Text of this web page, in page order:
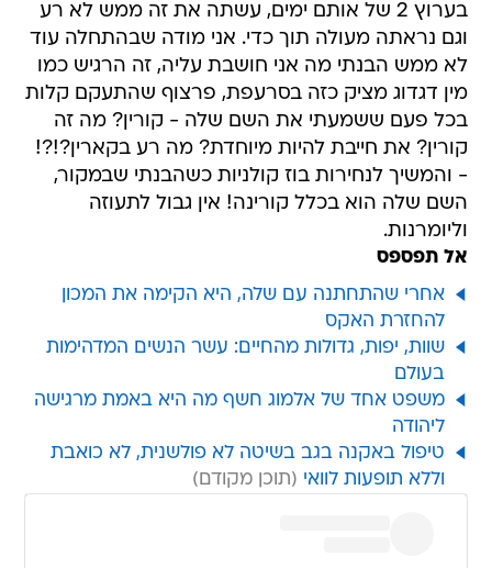
בערוץ 2 של אותם ימים, עשתה את זה ממש לא רע
וגם נראתה מעולה תוך כדי. אני מודה שבהתחלה עוד
לא ממש הבנתי מה אני חושבת עליה, זה הרגיש כמו
מין דגדוג מציק כזה בסרעפת, פרצוף שהתעקם קלות
בכל פעם ששמעתי את השם שלה - קורין? מה זה
קורין? את חייבת להיות מיוחדת? מה רע בקארין?!?!
- והמשיך לנחירות בוז קולניות כשהבנתי שבמקור,
השם שלה הוא בכלל קורינה! אין גבול לתעוזה
וליומרנות.
אל תפספס
אחרי שהתחתנה עם שלה, היא הקימה את המכון
להחזרת האקס
שוות, יפות, גדולות מהחיים: עשר הנשים המדהימות
בעולם
משפט אחד של אלמוג חשף מה היא באמת מרגישה
ליהודה
טיפול באקנה בגב בשיטה לא פולשנית, לא כואבת
וללא תופעות לוואי